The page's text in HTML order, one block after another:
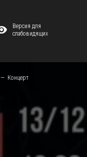
Версия для
слабовидящих
Концерт